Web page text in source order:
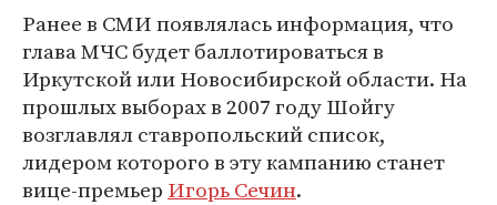
Ранее в СМИ появлялась информация, что
глава МЧС будет баллотироваться в
Иркутской или Новосибирской области. На
прошлых выборах в 2007 году Шойгу
возглавлял ставропольский список,
лидером которого в эту кампанию станет
вице-премьер Игорь Сечин.